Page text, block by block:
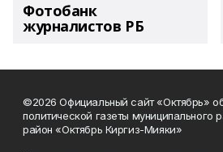
Фотобанк
журналистов РБ
©2026 Официальный сайт «Октябрь»
политической газеты муниципального
район «Октябрь Киргиз-Мияки»